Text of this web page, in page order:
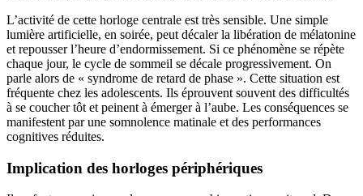
L’activité de cette horloge centrale est très sensible. Une simple
lumière artificielle, en soirée, peut décaler la libération de mélatonine
et repousser l’heure d’endormissement. Si ce phénomène se répète
chaque jour, le cycle de sommeil se décale progressivement. On
parle alors de « syndrome de retard de phase ». Cette situation est
fréquente chez les adolescents. Ils éprouvent souvent des difficultés
à se coucher tôt et peinent à émerger à l’aube. Les conséquences se
manifestent par une somnolence matinale et des performances
cognitives réduites.
Implication des horloges périphériques